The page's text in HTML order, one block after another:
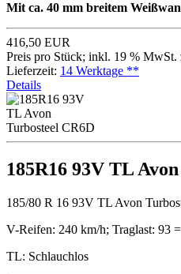
Mit ca. 40 mm breitem
416,50 EUR
Preis pro Stück; inkl. 19 % MwSt.
Lieferzeit: 14 Werktage **
Details
185R16 93V TL
185/80 R 16 93V TL Avon
V-Reifen: 240 km/h; Traglast: 93
TL: Schlauchlos